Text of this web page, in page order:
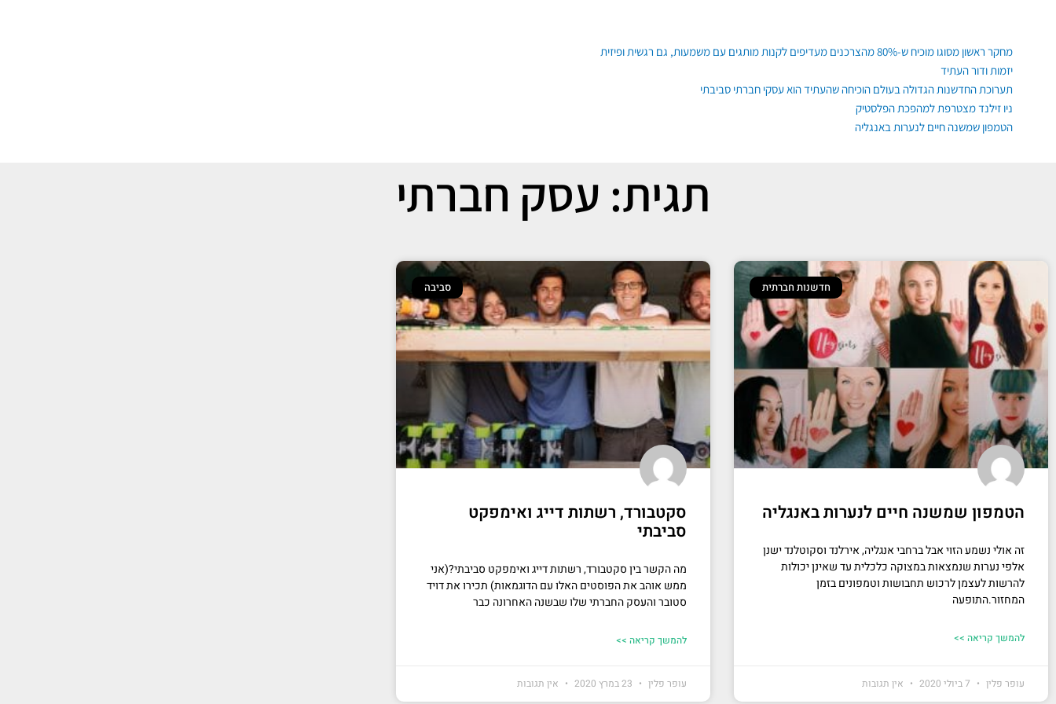
מחקר ראשון מסוגו מוכיח ש-80% מהצרכנים מעדיפים לקנות מותגים עם משמעות, גם רגשית ופיזית
יזמות ודור העתיד
תערוכת החדשנות הגדולה בעולם הוכיחה שהעתיד הוא עסקי חברתי סביבתי
ניו זילנד מצטרפת למהפכת הפלסטיק
הטמפון שמשנה חיים לנערות באנגליה
תגית: עסק חברתי
חדשנות חברתית
הטמפון שמשנה חיים לנערות באנגליה
זה אולי נשמע הזוי אבל ברחבי אנגליה, אירלנד וסקוטלנד ישנן
אלפי נערות שנמצאות במצוקה כלכלית עד שאינן יכולות
להרשות לעצמן לרכוש תחבושות וטמפונים בזמן
המחזור.התופעה
להמשך קריאה >>
עופר פלין אין תגובות
סביבה
סקטבורד, רשתות דייג ואימפקט
סביבתי
מה הקשר בין סקטבורד, רשתות דייג ואימפקט סביבתי?(אני
ממש אוהב את הפוסטים האלו עם הדוגמאות) תכירו את דויד
סטובר והעסק החברתי שלו שבשנה האחרונה כבר
להמשך קריאה >>
עופר פלין אין תגובות